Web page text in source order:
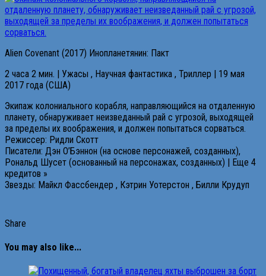
Alien Covenant (2017) Инопланетянин: Пакт
2 часа 2 мин. | Ужасы , Научная фантастика , Триллер | 19 мая
2017 года (США)
Экипаж колониального корабля, направляющийся на отдаленную
планету, обнаруживает неизведанный рай с угрозой, выходящей
за пределы их воображения, и должен попытаться сорваться.
Режиссер: Ридли Скотт
Писатели: Дэн О’Бэннон (на основе персонажей, созданных),
Рональд Шусет (основанный на персонажах, созданных) | Еще 4
кредитов »
Звезды: Майкл Фассбендер , Кэтрин Уотерстон , Билли Крудуп
Share
You may also like...